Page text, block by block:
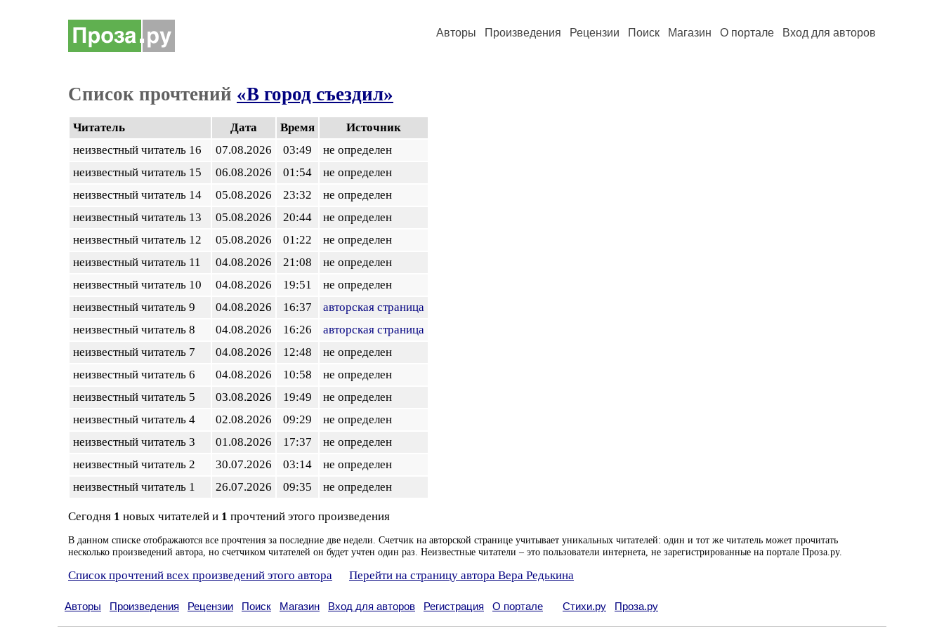
Авторы Произведения Рецензии Поиск Магазин О портале Вход для авторов
Список прочтений «В город съездил»
Читатель Дата Время
Источник
неизвестный читатель 16
07.08.2026 03:49
не определен
неизвестный читатель 15
06.08.2026 01:54
не определен
неизвестный читатель 14
05.08.2026 23:32
не определен
неизвестный читатель 13
05.08.2026 20:44
не определен
неизвестный читатель 12
05.08.2026 01:22
не определен
неизвестный читатель 11
04.08.2026 21:08
не определен
неизвестный читатель 10
04.08.2026 19:51
не определен
неизвестный читатель 9
04.08.2026 16:37
авторская страница
неизвестный читатель 8
04.08.2026 16:26
авторская страница
неизвестный читатель 7
04.08.2026 12:48
не определен
неизвестный читатель 6
04.08.2026 10:58
не определен
неизвестный читатель 5
03.08.2026 19:49
не определен
неизвестный читатель 4
02.08.2026 09:29
не определен
неизвестный читатель 3
01.08.2026 17:37
не определен
неизвестный читатель 2
30.07.2026 03:14
не определен
неизвестный читатель 1
26.07.2026 09:35 не определен
Сегодня 1 новых читателей и 1 прочтений этого произведения
В данном списке отображаются все прочтения за последние две недели. Счетчик на авторской странице учитывает уникальных читателей: один и тот же читатель может прочитать
несколько произведений автора, но счетчиком читателей он будет учтен один раз. Неизвестные читатели – это пользователи интернета, не зарегистрированные на портале Проза.ру.
Список прочтений всех произведений этого автора Перейти на страницу автора Вера Редькина
Авторы Произведения Рецензии Поиск Магазин Вход для авторов Регистрация О портале Стихи.ру Проза.ру